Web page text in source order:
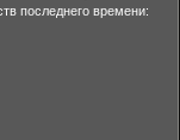
последнего времени: